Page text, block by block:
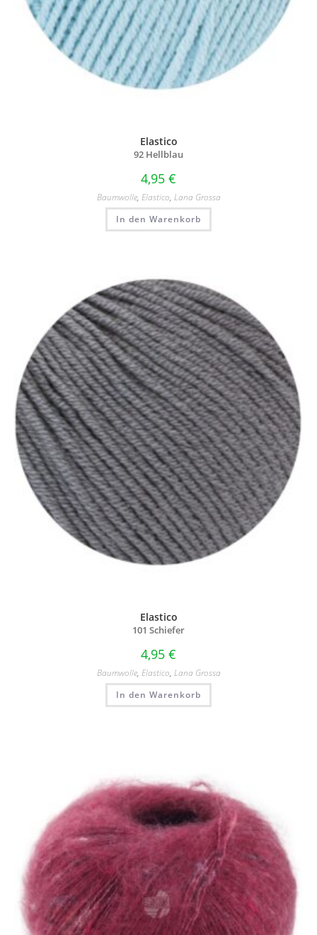
Elastico
92 Hellblau
4,95 €
Baumwolle, Elastico, Lana Grossa
In den Warenkorb
Elastico
101 Schiefer
4,95 €
Baumwolle, Elastico, Lana Grossa
In den Warenkorb